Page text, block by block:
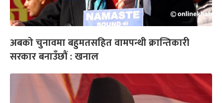
अबको चुनावमा बहुमतसहित वामपन्थी क्रान्तिकारी
सरकार बनाउँछौं : खनाल